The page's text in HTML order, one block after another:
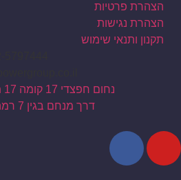
הצהרת פרטיות
הצהרת נגישות
תקנון ותנאי שימוש
נחום חפצדי 17 קומה 17 מגדל רם ירושלים
דרך מנחם בגין 7 רמת גן קומה 22